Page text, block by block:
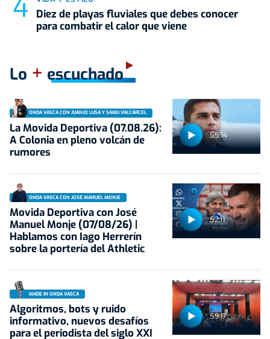
Diez de playas fluviales que debes conocer
para combatir el calor que viene
Lo + escuchado
55:14
ONDA VASCA CON JUANJO LUSA Y SAMU VALCÁRCEL
La Movida Deportiva (07.08.26):
A Colonia en pleno volcán de
rumores
52:11
ONDA VASCA CON JOSÉ MANUEL MONJE
Movida Deportiva con José
Manuel Monje (07/08/26) |
Hablamos con Iago Herrerín
sobre la portería del Athletic
59:17
MADE IN ONDA VASCA
Algoritmos, bots y ruido
informativo, nuevos desafíos
para el periodista del siglo XXI